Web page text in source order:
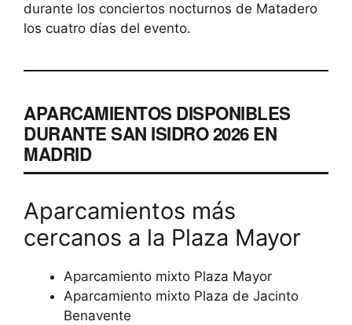
durante los conciertos nocturnos de Matadero
los cuatro días del evento.
APARCAMIENTOS DISPONIBLES
DURANTE SAN ISIDRO 2026 EN
MADRID
Aparcamientos más
cercanos a la Plaza Mayor
Aparcamiento mixto Plaza Mayor
Aparcamiento mixto Plaza de Jacinto
Benavente